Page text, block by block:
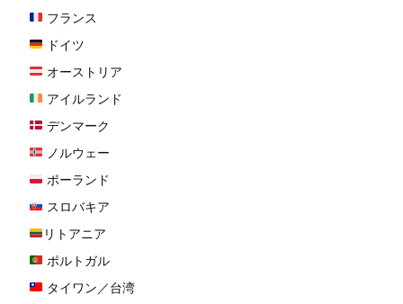
フランス
ドイツ
オーストリア
アイルランド
デンマーク
ノルウェー
ポーランド
スロバキア
リトアニア
ポルトガル
タイワン／台湾